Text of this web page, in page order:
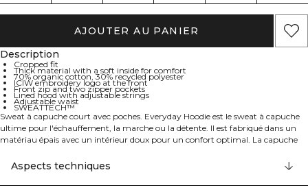
AJOUTER AU PANIER
Description
Cropped fit
Thick material with a soft inside for comfort
70% organic cotton, 30% recycled polyester
ICIW embroidery logo at the front
Front zip and two zipper pockets
Lined hood with adjustable strings
Adjustable waist
SWEATTECH™
Sweat à capuche court avec poches. Everyday Hoodie est le sweat à capuche
ultime pour l'échauffement, la marche ou la détente. Il est fabriqué dans un
matériau épais avec un intérieur doux pour un confort optimal. La capuche
à l'avant et deux poches à fermeture éclair. Nous recommandons de retirer les
cordons avant le lavage. Logo ICIW brodé à l'avant. Poche avant avec
fermetures éclair. SWEATTECH™. Capuche ajustable. Coupe courte. Taille
Aspects techniques